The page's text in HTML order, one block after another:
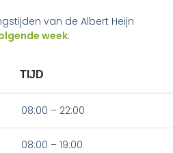
van de Albert Heijn
week:
TIJD
08:00 – 22:00
08:00 – 19:00